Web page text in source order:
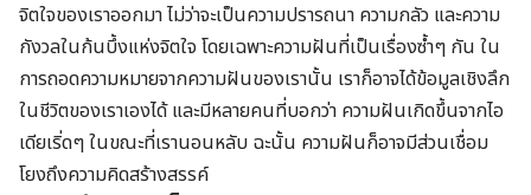
จิตใจของเราออกมา ไม่ว่าจะเป็นความปรารถนา ความกลัว และความ
กังวลในก้นบึ้งแห่งจิตใจ โดยเฉพาะความฝันที่เป็นเรื่องซ้ำๆ กัน ใน
การถอดความหมายจากความฝันของเรานั้น เราก็อาจได้ข้อมูลเชิงลึก
ในชีวิตของเราเองได้ และมีหลายคนที่บอกว่า ความฝันเกิดขึ้นจากไอ
เดียเริ่ดๆ ในขณะที่เรานอนหลับ ฉะนั้น ความฝันก็อาจมีส่วนเชื่อม
โยงถึงความคิดสร้างสรรค์